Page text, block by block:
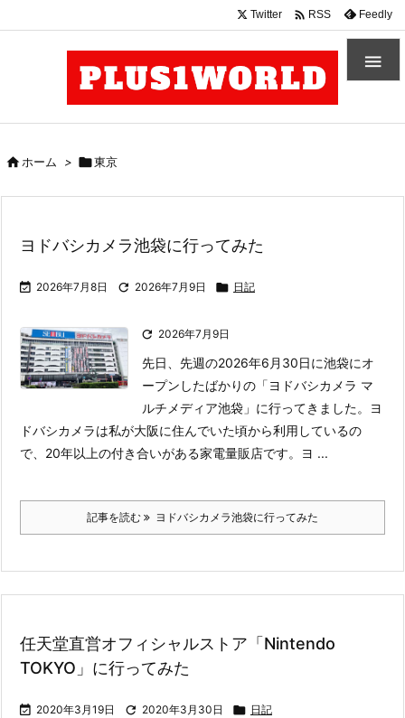

Twitter  RSS Feedly
ホーム > 東京
ヨドバシカメラ池袋に行ってみた
 2026年7月8日  2026年7月9日  日記
 2026年7月9日
先日、先週の2026年6月30日に池袋にオ
ープンしたばかりの「ヨドバシカメラ マ
ルチメディア池袋」に行ってきました。ヨ
ドバシカメラは私が大阪に住んでいた頃から利用しているの
で、20年以上の付き合いがある家電量販店です。
ヨ ...
記事を読む ヨドバシカメラ池袋に行ってみた
任天堂直営オフィシャルストア「Nintendo
TOKYO」に行ってみた
 2020年3月19日  2020年3月30日  日記